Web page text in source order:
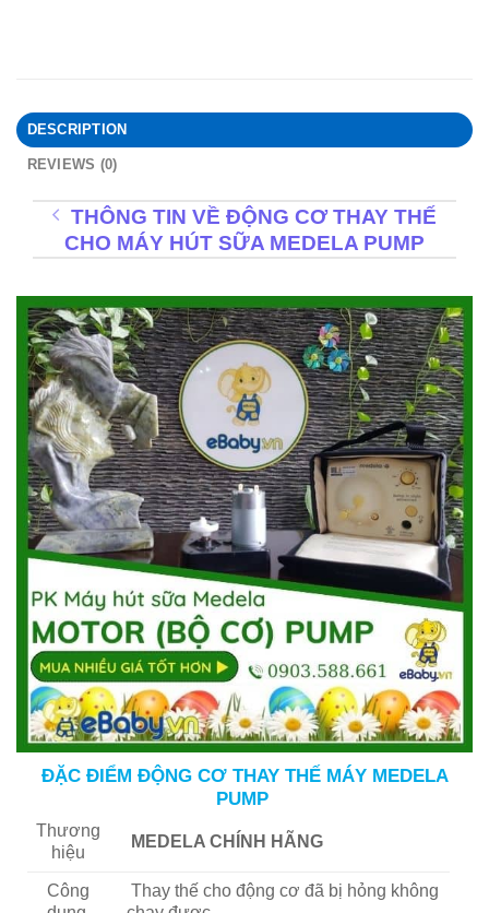
DESCRIPTION
REVIEWS (0)
THÔNG TIN VỀ ĐỘNG CƠ THAY THẾ
CHO MÁY HÚT SỮA MEDELA PUMP
ĐẶC ĐIỂM ĐỘNG CƠ THAY THẾ MÁY MEDELA
PUMP
Thương
hiệu
MEDELA CHÍNH HÃNG
Công
Thay thế cho động cơ đã bị hỏng không